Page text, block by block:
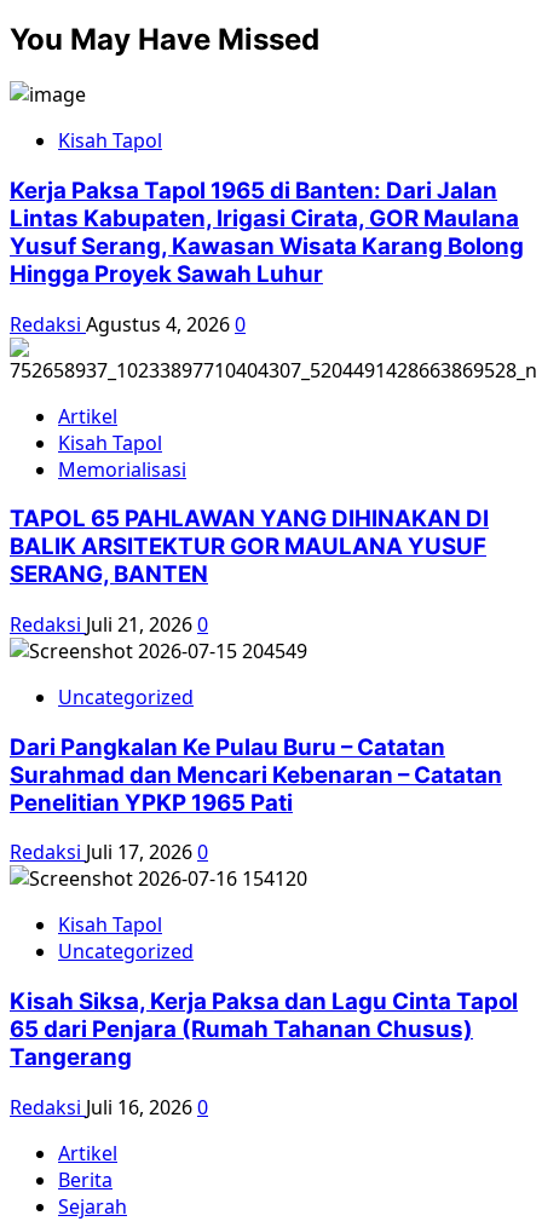
about
Yang
Komunis
You May Have Missed
Kisah Tapol
Kerja Paksa Tapol 1965 di Banten: Dari Jalan
Lintas Kabupaten, Irigasi Cirata, GOR Maulana
Yusuf Serang, Kawasan Wisata Karang Bolong
Hingga Proyek Sawah Luhur
Redaksi Agustus 4, 20260
Artikel
Kisah Tapol
Memorialisasi
TAPOL 65 PAHLAWAN YANG DIHINAKAN DI
BALIK ARSITEKTUR GOR MAULANA YUSUF
SERANG, BANTEN
Redaksi Juli 21, 20260
Uncategorized
Dari Pangkalan Ke Pulau Buru – Catatan
Surahmad dan Mencari Kebenaran – Catatan
Penelitian YPKP 1965 Pati
Redaksi Juli 17, 20260
Kisah Tapol
Uncategorized
Kisah Siksa, Kerja Paksa dan Lagu Cinta Tapol
65 dari Penjara (Rumah Tahanan Chusus)
Tangerang
Redaksi Juli 16, 20260
Artikel
Berita
Sejarah